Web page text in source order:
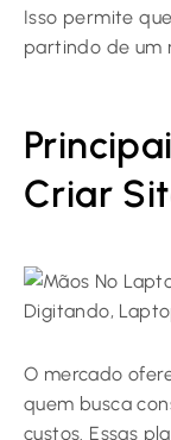
Isso permite
partindo de um
Criar
O mercado
quem busca
custos. Essas